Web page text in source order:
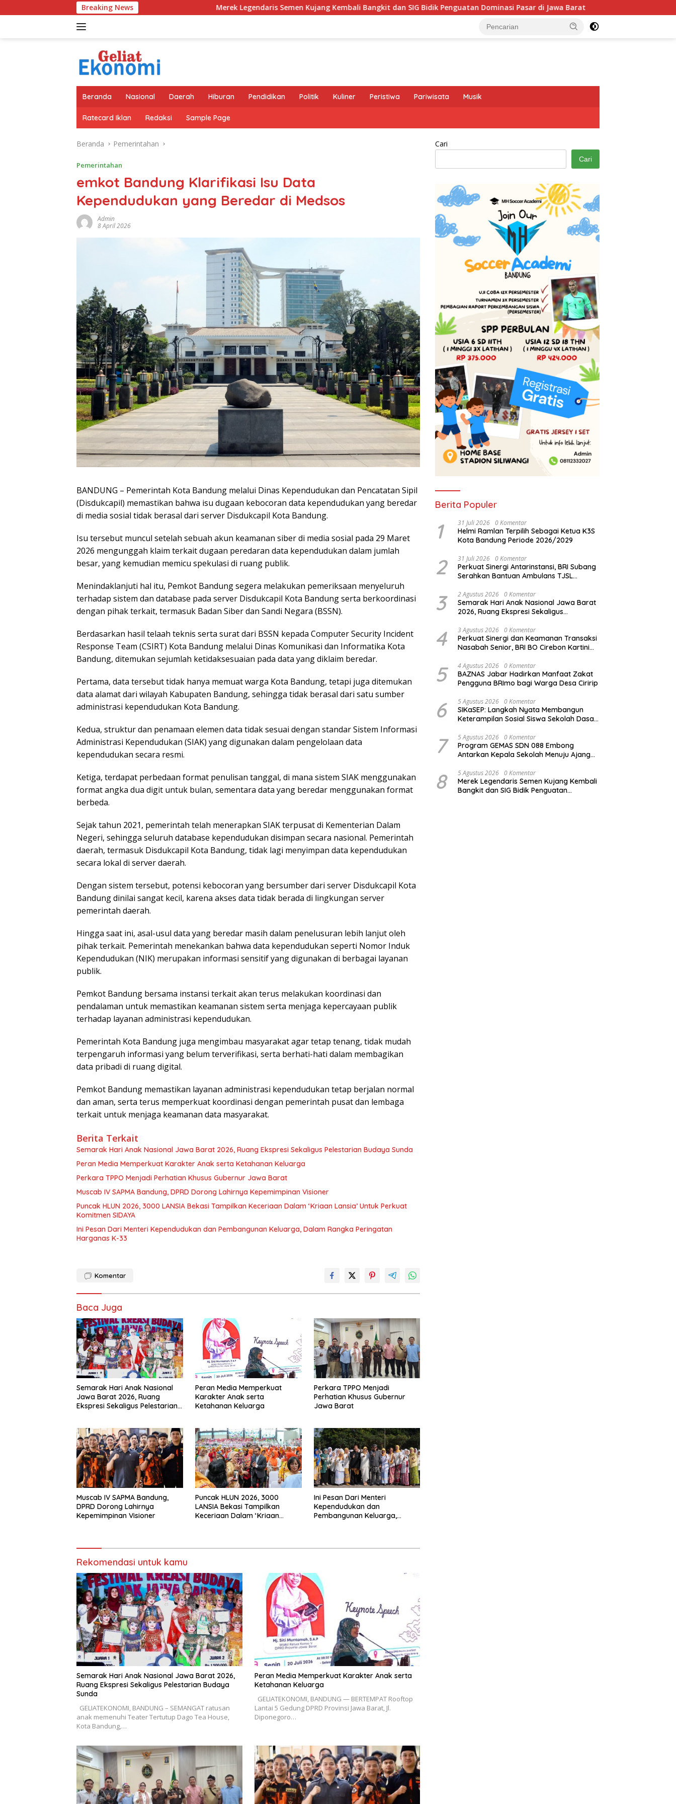
ke
Breaking News Merek Legendaris Semen Kujang Kembali Bangkit dan SIG Bidik Penguatan Dominasi Pasar di Jawa Barat Program GEMAS SDN 088 Embong
Beranda Nasional Daerah Hiburan Pendidikan Politik Kuliner Peristiwa Pariwisata Musik
Ratecard Iklan Redaksi Sample Page
Beranda Pemerintahan
Pemerintahan
emkot Bandung Klarifikasi Isu Data
Kependudukan yang Beredar di Medsos
Admin
8 April 2026
BANDUNG – Pemerintah Kota Bandung melalui Dinas Kependudukan dan Pencatatan Sipil
(Disdukcapil) memastikan bahwa isu dugaan kebocoran data kependudukan yang beredar
di media sosial tidak berasal dari server Disdukcapil Kota Bandung.
Isu tersebut muncul setelah sebuah akun keamanan siber di media sosial pada 29 Maret
2026 mengunggah klaim terkait dugaan peredaran data kependudukan dalam jumlah
besar, yang kemudian memicu spekulasi di ruang publik.
Menindaklanjuti hal itu, Pemkot Bandung segera melakukan pemeriksaan menyeluruh
terhadap sistem dan database pada server Disdukcapil Kota Bandung serta berkoordinasi
dengan pihak terkait, termasuk Badan Siber dan Sandi Negara (BSSN).
Berdasarkan hasil telaah teknis serta surat dari BSSN kepada Computer Security Incident
Response Team (CSIRT) Kota Bandung melalui Dinas Komunikasi dan Informatika Kota
Bandung, ditemukan sejumlah ketidaksesuaian pada data yang diklaim beredar.
Pertama, data tersebut tidak hanya memuat warga Kota Bandung, tetapi juga ditemukan
data alamat dari wilayah Kabupaten Bandung, sehingga tidak berasal dari satu sumber
administrasi kependudukan Kota Bandung.
Kedua, struktur dan penamaan elemen data tidak sesuai dengan standar Sistem Informasi
Administrasi Kependudukan (SIAK) yang digunakan dalam pengelolaan data
kependudukan secara resmi.
Ketiga, terdapat perbedaan format penulisan tanggal, di mana sistem SIAK menggunakan
format angka dua digit untuk bulan, sementara data yang beredar menggunakan format
berbeda.
Sejak tahun 2021, pemerintah telah menerapkan SIAK terpusat di Kementerian Dalam
Negeri, sehingga seluruh database kependudukan disimpan secara nasional. Pemerintah
daerah, termasuk Disdukcapil Kota Bandung, tidak lagi menyimpan data kependudukan
secara lokal di server daerah.
Dengan sistem tersebut, potensi kebocoran yang bersumber dari server Disdukcapil Kota
Bandung dinilai sangat kecil, karena akses data tidak berada di lingkungan server
pemerintah daerah.
Hingga saat ini, asal-usul data yang beredar masih dalam penelusuran lebih lanjut oleh
pihak terkait. Pemerintah menekankan bahwa data kependudukan seperti Nomor Induk
Kependudukan (NIK) merupakan informasi sensitif yang digunakan di berbagai layanan
publik.
Pemkot Bandung bersama instansi terkait akan terus melakukan koordinasi dan
pendalaman untuk memastikan keamanan sistem serta menjaga kepercayaan publik
terhadap layanan administrasi kependudukan.
Pemerintah Kota Bandung juga mengimbau masyarakat agar tetap tenang, tidak mudah
terpengaruh informasi yang belum terverifikasi, serta berhati-hati dalam membagikan
data pribadi di ruang digital.
Pemkot Bandung memastikan layanan administrasi kependudukan tetap berjalan normal
dan aman, serta terus memperkuat koordinasi dengan pemerintah pusat dan lembaga
terkait untuk menjaga keamanan data masyarakat.
Berita Terkait
Semarak Hari Anak Nasional Jawa Barat 2026, Ruang Ekspresi Sekaligus Pelestarian Budaya Sunda
Peran Media Memperkuat Karakter Anak serta Ketahanan Keluarga
Perkara TPPO Menjadi Perhatian Khusus Gubernur Jawa Barat
Muscab IV SAPMA Bandung, DPRD Dorong Lahirnya Kepemimpinan Visioner
Puncak HLUN 2026, 3000 LANSIA Bekasi Tampilkan Keceriaan Dalam ‘Kriaan Lansia’ Untuk Perkuat
Komitmen SIDAYA
Ini Pesan Dari Menteri Kependudukan dan Pembangunan Keluarga, Dalam Rangka Peringatan
Harganas K-33
Komentar
Baca Juga
Semarak Hari Anak Nasional
Jawa Barat 2026, Ruang
Ekspresi Sekaligus Pelestarian
Peran Media Memperkuat
Karakter Anak serta
Ketahanan Keluarga
Perkara TPPO Menjadi
Perhatian Khusus Gubernur
Jawa Barat
Muscab IV SAPMA Bandung,
DPRD Dorong Lahirnya
Kepemimpinan Visioner
Puncak HLUN 2026, 3000
LANSIA Bekasi Tampilkan
Keceriaan Dalam ‘Kriaan
Ini Pesan Dari Menteri
Kependudukan dan
Pembangunan Keluarga,
Rekomendasi untuk kamu
Semarak Hari Anak Nasional Jawa Barat 2026,
Ruang Ekspresi Sekaligus Pelestarian Budaya
Sunda
GELIATEKONOMI, BANDUNG – SEMANGAT ratusan
anak memenuhi Teater Tertutup Dago Tea House,
Kota Bandung,…
Peran Media Memperkuat Karakter Anak serta
Ketahanan Keluarga
GELIATEKONOMI, BANDUNG — BERTEMPAT Rooftop
Lantai 5 Gedung DPRD Provinsi Jawa Barat, Jl.
Diponegoro…
Cari
Cari
Berita Populer
1 31 Juli 2026 0 Komentar
Helmi Ramlan Terpilih Sebagai Ketua K3S
Kota Bandung Periode 2026/2029
2 31 Juli 2026 0 Komentar
Perkuat Sinergi Antarinstansi, BRI Subang
Serahkan Bantuan Ambulans TJSL
Penunjang Kesehatan Masyarakat
3 2 Agustus 2026 0 Komentar
Semarak Hari Anak Nasional Jawa Barat
2026, Ruang Ekspresi Sekaligus
4 3 Agustus 2026 0 Komentar
Perkuat Sinergi dan Keamanan Transaksi
Nasabah Senior, BRI BO Cirebon Kartini
5 4 Agustus 2026 0 Komentar
BAZNAS Jabar Hadirkan Manfaat Zakat
Pengguna BRImo bagi Warga Desa Ciririp
6 5 Agustus 2026 0 Komentar
SIKaSEP: Langkah Nyata Membangun
Keterampilan Sosial Siswa Sekolah Dasar
7 5 Agustus 2026 0 Komentar
Program GEMAS SDN 088 Embong
Antarkan Kepala Sekolah Menuju Ajang
Barat 2026
8 5 Agustus 2026 0 Komentar
Merek Legendaris Semen Kujang Kembali
Bangkit dan SIG Bidik Penguatan